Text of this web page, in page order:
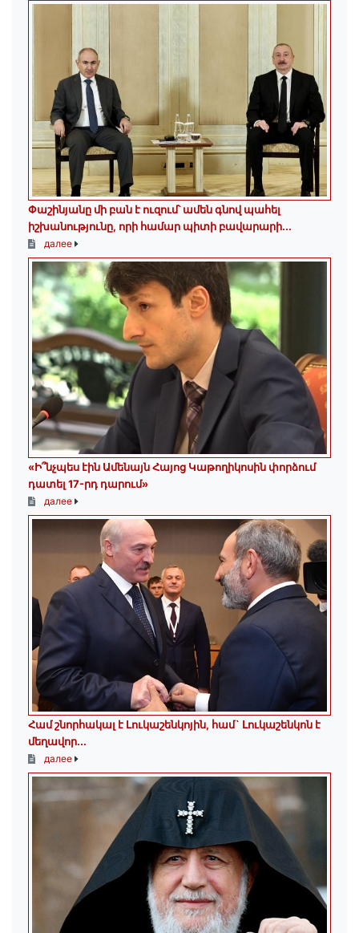
Փաշինյանը մի բան է ուզում՝ ամեն գնով պահել
իշխանությունը, որի համար պիտի բավարարի...
далее
«Ի՞նչպես էին Ամենայն Հայոց Կաթողիկոսին փորձում
դատել 17-րդ դարում»
далее
Համ շնորհակալ է Լուկաշենկոյին, համ` Լուկաշենկոն է
մեղավոր․․․
далее